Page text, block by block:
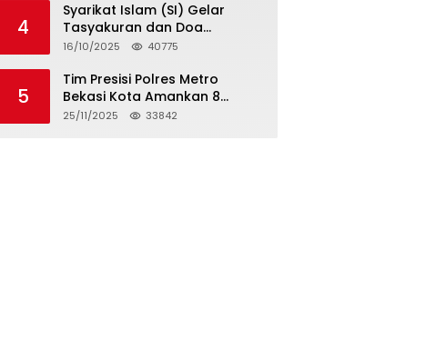
4
Syarikat Islam (SI) Gelar
Tasyakuran dan Doa
Bersama Organisasi
16/10/2025 40775
5
Tim Presisi Polres Metro
Bekasi Kota Amankan 8
Remaja Diduga Hendak
25/11/2025 33842